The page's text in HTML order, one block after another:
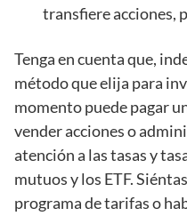
transfiere acciones,
Tenga en cuenta que,
método que elija para
momento puede pagar
vender acciones o
atención a las tasas y
mutuos y los ETF.
programa de tarifas o